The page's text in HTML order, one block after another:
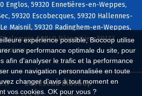
expérience possible, Biocoop utilise
une performance optimale du site, pour
afin d'analyser le trafic et la performance
une navigation personnalisée en toute
changer d'avis à tout moment en
vos cookies. OK pour vous ?
Englos, 59320 Ennetières-en-Weppes,
59320 Escobecques, 59320 Hallennes-
Maisnil, 59320 Radinghem-en-Weppes,
59840 Pérenchies, 59113
Le réseau Biocoop